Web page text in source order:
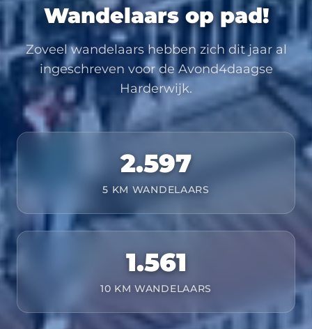
Wandelaars op pad!
Zoveel wandelaars hebben zich dit jaar al
ingeschreven voor de Avond4daagse
Harderwijk.
2.597
5 KM WANDELAARS
1.561
10 KM WANDELAARS